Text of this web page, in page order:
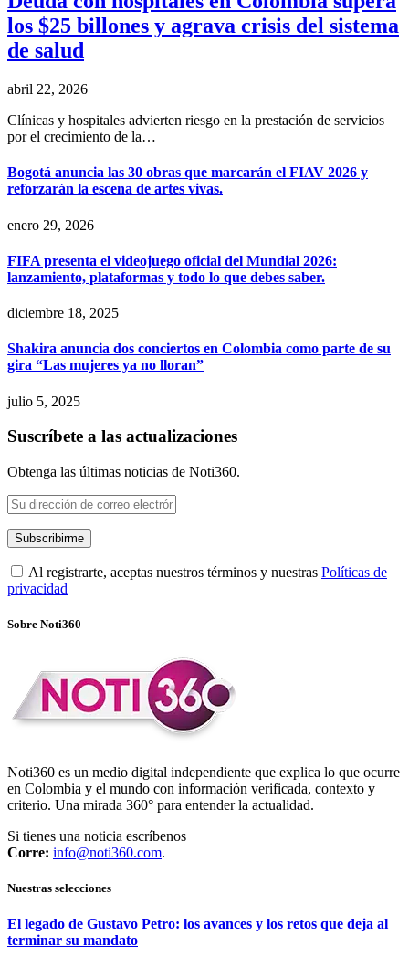
los $25 billones y agrava crisis del sistema
de salud
abril 22, 2026
Clínicas y hospitales advierten riesgo en la prestación de servicios
por el crecimiento de la…
Bogotá anuncia las 30 obras que marcarán el FIAV 2026 y
reforzarán la escena de artes vivas.
enero 29, 2026
FIFA presenta el videojuego oficial del Mundial 2026:
lanzamiento, plataformas y todo lo que debes saber.
diciembre 18, 2025
Shakira anuncia dos conciertos en Colombia como parte de su
gira “Las mujeres ya no lloran”
julio 5, 2025
Suscríbete a las actualizaciones
Obtenga las últimas noticias de Noti360.
Al registrarte, aceptas nuestros términos y nuestras Políticas de
privacidad
Sobre Noti360
Noti360 es un medio digital independiente que explica lo que ocurre
en Colombia y el mundo con información verificada, contexto y
criterio. Una mirada 360° para entender la actualidad.
Si tienes una noticia escríbenos
Corre: info@noti360.com.
Nuestras selecciones
El legado de Gustavo Petro: los avances y los retos que deja al
terminar su mandato